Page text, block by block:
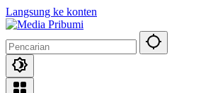
Langsung ke konten